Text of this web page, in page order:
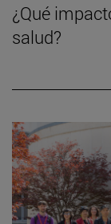
¿Qué
salud?